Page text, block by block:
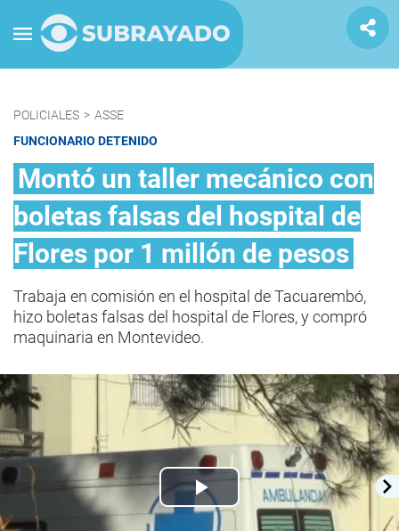
POLICIALES > ASSE
FUNCIONARIO DETENIDO
Montó un taller mecánico con
boletas falsas del hospital de
Flores por 1 millón de pesos
Trabaja en comisión en el hospital de Tacuarembó,
hizo boletas falsas del hospital de Flores, y compró
maquinaria en Montevideo.
Play